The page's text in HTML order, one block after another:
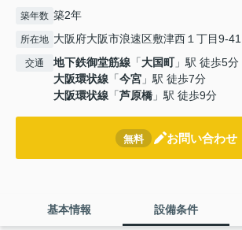
築年数 築2年
所在地 大阪府大阪市浪速区敷津西１丁目9-41
交通 地下鉄御堂筋線 「大国町」駅 徒歩5分
大阪環状線 「今宮 」駅 徒歩7分
大阪環状線 「芦原橋 」駅 徒歩9分
無料 お問い合わせ
基本情報 設備条件